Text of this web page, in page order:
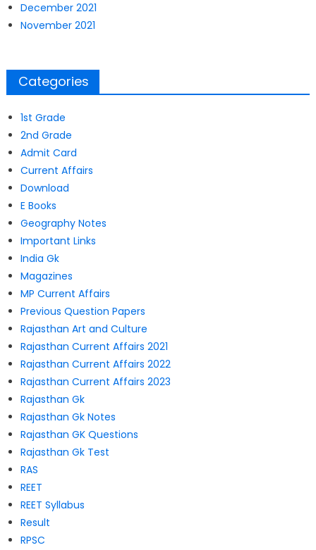
December 2021
November 2021
Categories
1st Grade
2nd Grade
Admit Card
Current Affairs
Download
E Books
Geography Notes
Important Links
India Gk
Magazines
MP Current Affairs
Previous Question Papers
Rajasthan Art and Culture
Rajasthan Current Affairs 2021
Rajasthan Current Affairs 2022
Rajasthan Current Affairs 2023
Rajasthan Gk
Rajasthan Gk Notes
Rajasthan GK Questions
Rajasthan Gk Test
RAS
REET
REET Syllabus
Result
RPSC